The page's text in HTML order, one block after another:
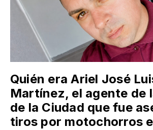
Quién era Ariel José
Martínez, el agente de
de la Ciudad que fue
tiros por motochorros